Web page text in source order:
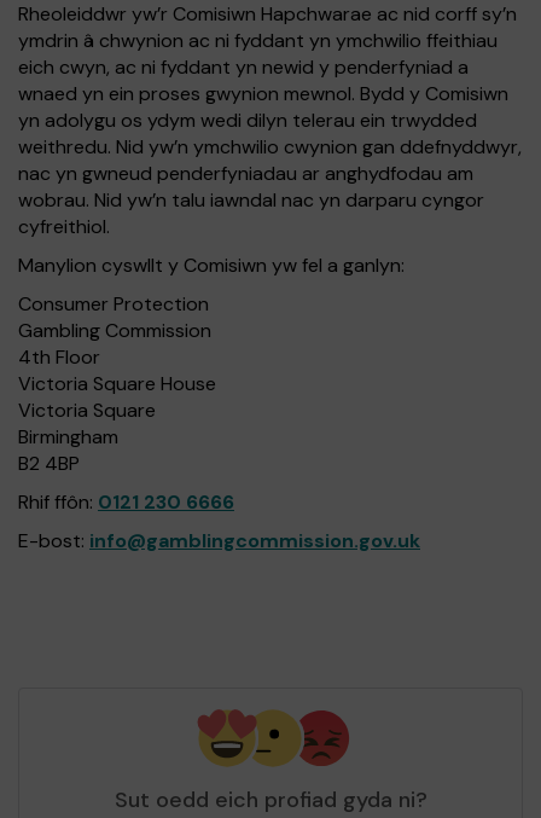
Rheoleiddwr yw’r Comisiwn Hapchwarae ac nid corff sy’n
ymdrin â chwynion ac ni fyddant yn ymchwilio ffeithiau
eich cwyn, ac ni fyddant yn newid y penderfyniad a
wnaed yn ein proses gwynion mewnol. Bydd y Comisiwn
yn adolygu os ydym wedi dilyn telerau ein trwydded
weithredu. Nid yw’n ymchwilio cwynion gan ddefnyddwyr,
nac yn gwneud penderfyniadau ar anghydfodau am
wobrau. Nid yw’n talu iawndal nac yn darparu cyngor
cyfreithiol.
Manylion cyswllt y Comisiwn yw fel a ganlyn:
Consumer Protection
Gambling Commission
4th Floor
Victoria Square House
Victoria Square
Birmingham
B2 4BP
Rhif ffôn: 0121 230 6666
E-bost: info@gamblingcommission.gov.uk
Sut oedd eich profiad gyda ni?